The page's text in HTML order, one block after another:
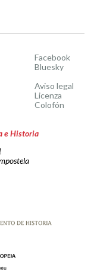
Facebook
Bluesky
Aviso legal
Licenza
Colofón
e Historia